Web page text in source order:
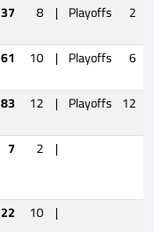
37 8 | Playoffs 2
61 10 | Playoffs 6
83 12 | Playoffs 12
7 2 |
22 10 |